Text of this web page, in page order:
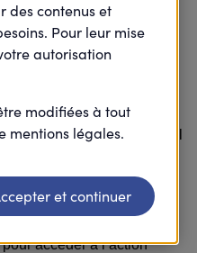
inscription un email de
informations de
supprimée.
désinscription un email
accéder à l’action
des contenus et
Pour leur mise
autorisation
modifiées à tout
mentions légales.
et continuer